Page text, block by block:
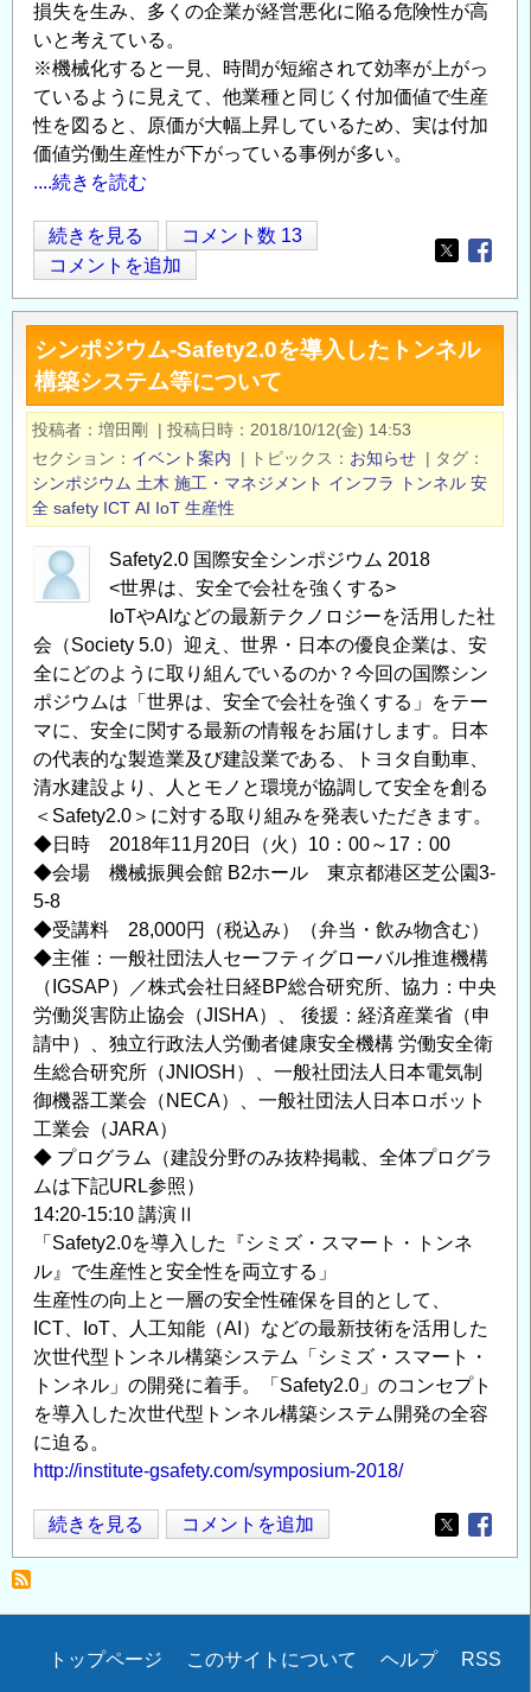
乖
離
の
可
視
化
の
損失を⽣み、多くの企業が経営悪化に陥る危険性が⾼
いと考えている。
※機械化すると一見、時間が短縮されて効率が上がっ
ているように見えて、他業種と同じく付加価値で生産
性を図ると、原価が大幅上昇しているため、実は付加
価値労働生産性が下がっている事例が多い。
....続きを読む
建
設
業
に
お
け
る
生
産
性
の
定
間
違
っ
て
い
る
と
思
う
件
に
つ
い
て
の
続きを見る
コメント数 13
コメントを追加
Opens in
シンポジウム-Safety2.0を導入したトンネル
構築システム等について
投稿者 増田剛 | 投稿日時
2018/10/12(金) 14:53
セクション
イベント案内 | トピックス お知らせ | タグ
シンポジウム 土木 施工・マネジメント インフラ トンネル 安
全 safety ICT AI IoT 生産性
Safety2.0 国際安全シンポジウム 2018
<世界は、安全で会社を強くする>
IoTやAIなどの最新テクノロジーを活用した社
会（Society 5.0）迎え、世界・日本の優良企業は、安
全にどのように取り組んでいるのか？今回の国際シン
ポジウムは「世界は、安全で会社を強くする」をテー
マに、安全に関する最新の情報をお届けします。日本
の代表的な製造業及び建設業である、トヨタ自動車、
清水建設より、人とモノと環境が協調して安全を創る
＜Safety2.0＞に対する取り組みを発表いただきます。
◆日時 2018年11月20日（火）10：00～17：00
◆会場 機械振興会館 B2ホール 東京都港区芝公園3-
5-8
◆受講料 28,000円（税込み）（弁当・飲み物含む）
◆主催：一般社団法人セーフティグローバル推進機構
（IGSAP）／株式会社日経BP総合研究所、協力：中央
労働災害防止協会（JISHA）、 後援：経済産業省（申
請中）、独立行政法人労働者健康安全機構 労働安全衛
生総合研究所（JNIOSH）、一般社団法人日本電気制
御機器工業会（NECA）、一般社団法人日本ロボット
工業会（JARA）
◆ プログラム（建設分野のみ抜粋掲載、全体プログラ
ムは下記URL参照）
14:20-15:10 講演Ⅱ
「Safety2.0を導入した『シミズ・スマート・トンネ
ル』で生産性と安全性を両立する」
生産性の向上と一層の安全性確保を目的として、
ICT、IoT、人工知能（AI）などの最新技術を活用した
次世代型トンネル構築システム「シミズ・スマート・
トンネル」の開発に着手。「Safety2.0」のコンセプト
を導入した次世代型トンネル構築システム開発の全容
に迫る。
http://institute-gsafety.com/symposium-2018/
シ
ン
ジ
ム-
続きを見る コメントを追加
Opens in
Secondary
トップページ このサイトについて ヘルプ RSS